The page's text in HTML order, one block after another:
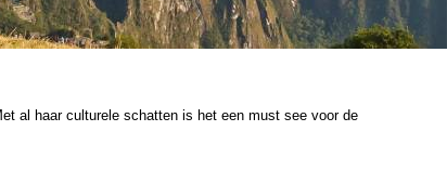
al haar culturele schatten is het een must see voor de